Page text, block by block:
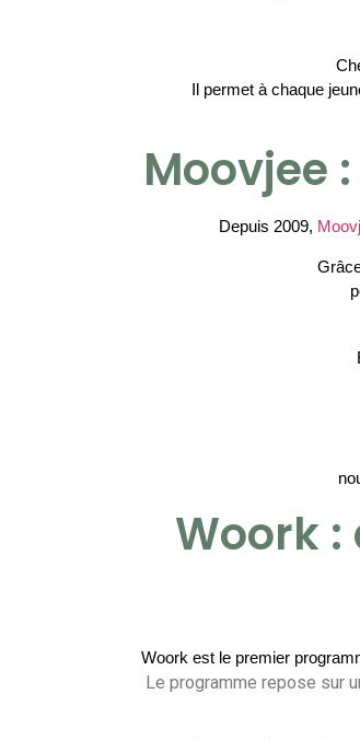
Il permet à chaque
Moovjee
Depuis 2009,
Woork
Woork est le premier
Le programme repose sur